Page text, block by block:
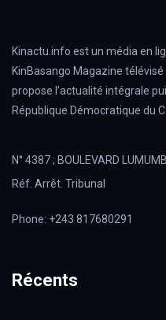
Kinactu.info est un média en
KinBasango Magazine
propose l’actualité intégrale
République Démocratique du
N° 4387 ; BOULEVARD
Réf. Arrêt. Tribunal
Phone: +243 817680291
Récents